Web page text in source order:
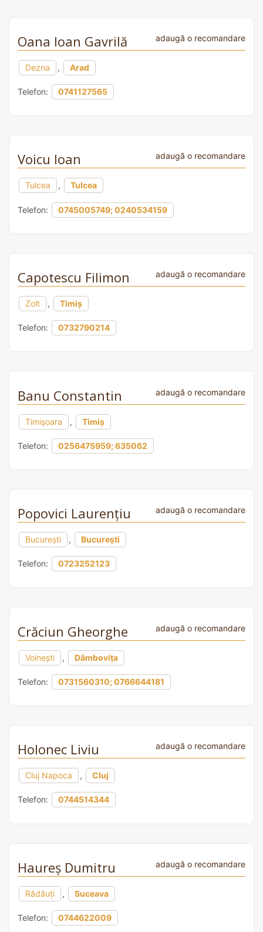
Oana Ioan Gavrilă adaugă o recomandare
Dezna , Arad
Telefon: 0741127565
Voicu Ioan adaugă o recomandare
Tulcea , Tulcea
Telefon: 0745005749; 0240534159
Capotescu Filimon adaugă o recomandare
Zolt , Timiș
Telefon: 0732790214
Banu Constantin adaugă o recomandare
Timișoara , Timiș
Telefon: 0256475959; 635062
Popovici Laurențiu adaugă o recomandare
București , București
Telefon: 0723252123
Crăciun Gheorghe adaugă o recomandare
Voinești , Dâmbovița
Telefon: 0731560310; 0766644181
Holonec Liviu adaugă o recomandare
Cluj Napoca , Cluj
Telefon: 0744514344
Haureș Dumitru adaugă o recomandare
Rădăuți , Suceava
Telefon: 0744622009